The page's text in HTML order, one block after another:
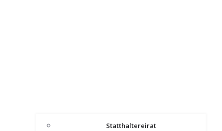
Statthaltereirat